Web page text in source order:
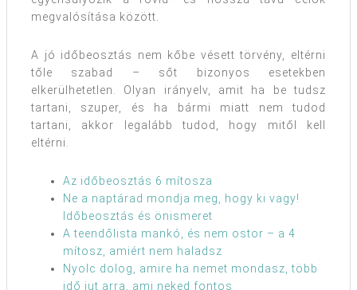
megvalósítása között.
A jó időbeosztás nem kőbe vésett törvény, eltérni
tőle szabad – sőt bizonyos esetekben
elkerülhetetlen. Olyan irányelv, amit ha be tudsz
tartani, szuper, és ha bármi miatt nem tudod
tartani, akkor legalább tudod, hogy mitől kell
eltérni.
Az időbeosztás 6 mítosza
Ne a naptárad mondja meg, hogy ki vagy!
Időbeosztás és önismeret
A teendőlista mankó, és nem ostor – a 4
mítosz, amiért nem haladsz
Nyolc dolog, amire ha nemet mondasz, több
idő jut arra, ami neked fontos